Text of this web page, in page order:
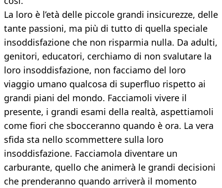
La loro è l’età delle piccole grandi insicurezze, delle
tante passioni, ma più di tutto di quella speciale
insoddisfazione che non risparmia nulla. Da adulti,
genitori, educatori, cerchiamo di non svalutare la
loro insoddisfazione, non facciamo del loro
viaggio umano qualcosa di superfluo rispetto ai
grandi piani del mondo. Facciamoli vivere il
presente, i grandi esami della realtà, aspettiamoli
come fiori che sbocceranno quando è ora. La vera
sfida sta nello scommettere sulla loro
insoddisfazione. Facciamola diventare un
carburante, quello che animerà le grandi decisioni
che prenderanno quando arriverà il momento